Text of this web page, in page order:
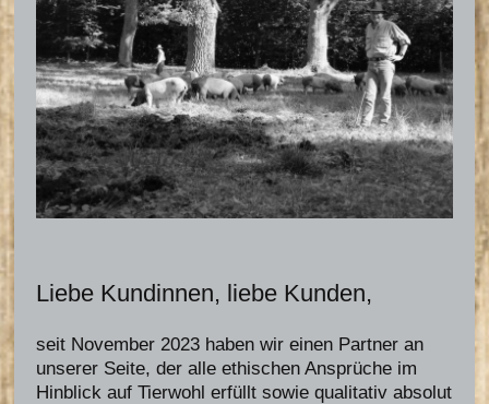
Liebe Kundinnen, liebe Kunden,
seit November 2023 haben wir einen Partner an
unserer Seite, der alle ethischen Ansprüche im
Hinblick auf Tierwohl erfüllt sowie qualitativ absolut